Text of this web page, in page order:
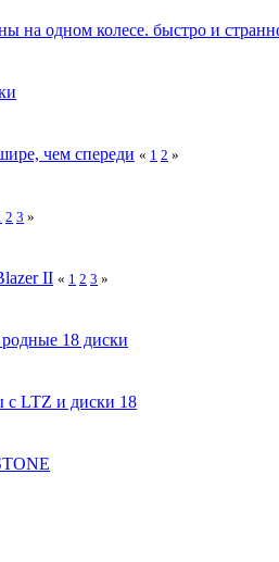
на одном колесе. быстро и
чем спереди « 1 2 »
2 3 »
II « 1 2 3 »
18 диски
LTZ и диски 18